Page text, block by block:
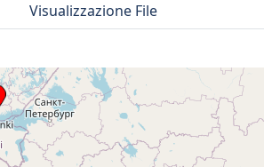
Visualizzazione File